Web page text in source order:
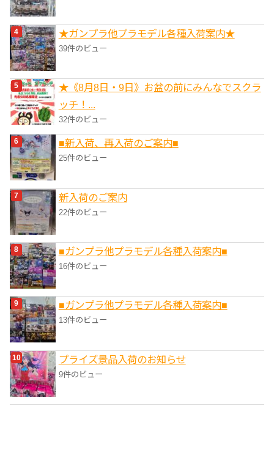
★ガンプラ他プラモデル各種入荷案内★
39件のビュー
★《8月8日・9日》お盆の前にみんなでスクラ
ッチ！...
32件のビュー
■新入荷、再入荷のご案内■
25件のビュー
新入荷のご案内
22件のビュー
■ガンプラ他プラモデル各種入荷案内■
16件のビュー
■ガンプラ他プラモデル各種入荷案内■
13件のビュー
プライズ景品入荷のお知らせ
9件のビュー